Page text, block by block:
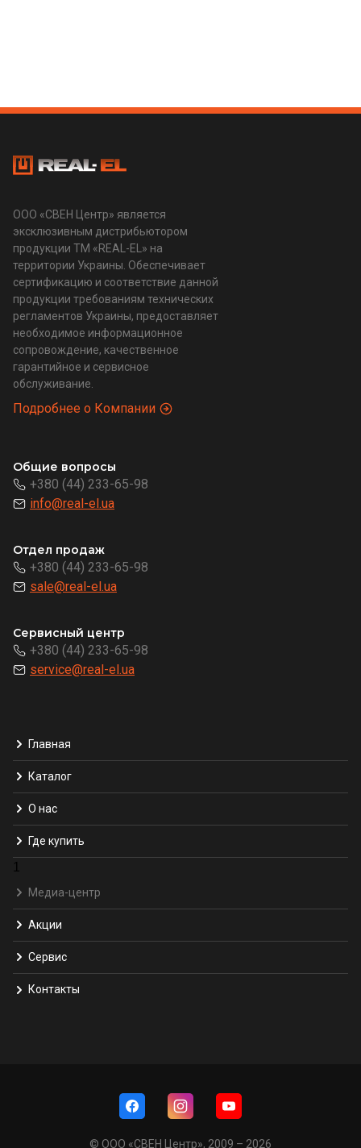
ООО «СВЕН Центр» является
эксклюзивным дистрибьютором
продукции ТМ «REAL-EL» на
территории Украины. Обеспечивает
сертификацию и соответствие данной
продукции требованиям технических
регламентов Украины, предоставляет
необходимое информационное
сопровождение, качественное
гарантийное и сервисное
обслуживание.
Подробнее о Компании
Общие вопросы
+380 (44) 233-65-98
info@real-el.ua
Отдел продаж
+380 (44) 233-65-98
sale@real-el.ua
Сервисный центр
+380 (44) 233-65-98
service@real-el.ua
Главная
Каталог
О нас
Где купить
1
Медиа-центр
Акции
Сервис
Контакты
© ООО «СВЕН Центр», 2009 – 2026